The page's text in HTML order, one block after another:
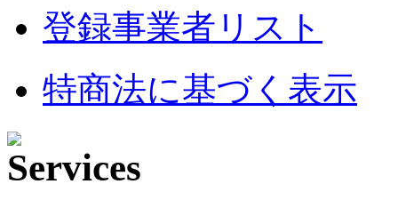
登録事業者リスト
特商法に基づく表示